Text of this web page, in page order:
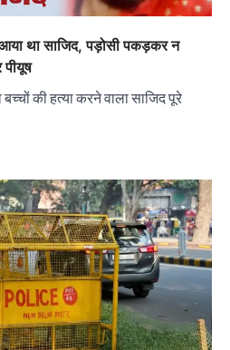
आया था साजिद, पड़ोसी पकड़कर न
पीयूष
बच्चों की हत्या करने वाला साजिद पूरे